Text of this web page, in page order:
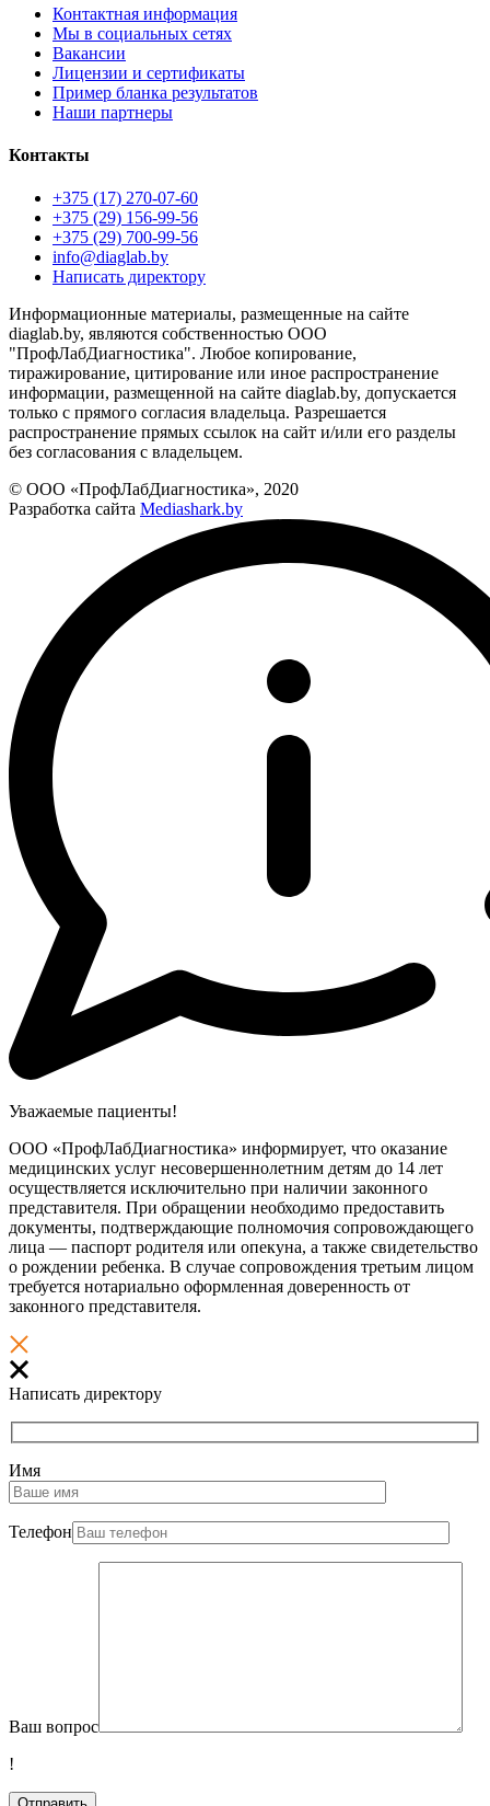
Контактная информация
Мы в социальных сетях
Вакансии
Лицензии и сертификаты
Пример бланка результатов
Наши партнеры
Контакты
+375 (17) 270-07-60
+375 (29) 156-99-56
+375 (29) 700-99-56
info@diaglab.by
Написать директору
Информационные материалы, размещенные на сайте
diaglab.by, являются собственностью ООО
"ПрофЛабДиагностика". Любое копирование,
тиражирование, цитирование или иное распространение
информации, размещенной на сайте diaglab.by, допускается
только с прямого согласия владельца. Разрешается
распространение прямых ссылок на сайт и/или его разделы
без согласования с владельцем.
© ООО «ПрофЛабДиагностика», 2020
Разработка сайта Mediashark.by
Уважаемые пациенты!
ООО «ПрофЛабДиагностика» информирует, что оказание
медицинских услуг несовершеннолетним детям до 14 лет
осуществляется исключительно при наличии законного
представителя. При обращении необходимо предоставить
документы, подтверждающие полномочия сопровождающего
лица — паспорт родителя или опекуна, а также свидетельство
о рождении ребенка. В случае сопровождения третьим лицом
требуется нотариально оформленная доверенность от
законного представителя.
Написать директору
Имя
Телефон
Ваш вопрос
!